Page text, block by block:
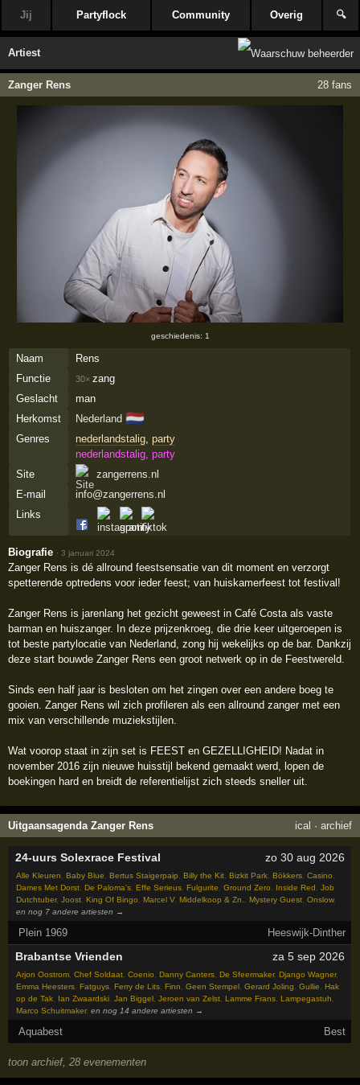
Jij Partyflock Community Overig 🔍
Artiest
Zanger Rens 28 fans
geschiedenis: 1
Naam
Rens
Functie
30× zang
Geslacht
man
Herkomst
Nederland 🇳🇱
Genres nederlandstalig, party
nederlandstalig, party
Site
zangerrens.nl
E-mail
info@zangerrens.nl
Links
Biografie ·3 januari 2024
Zanger Rens is dé allround feestsensatie van dit moment en verzorgt
spetterende optredens voor ieder feest; van huiskamerfeest tot festival!
Zanger Rens is jarenlang het gezicht geweest in Café Costa als vaste
barman en huiszanger. In deze prijzenkroeg, die drie keer uitgeroepen is
tot beste partylocatie van Nederland, zong hij wekelijks op de bar. Dankzij
deze start bouwde Zanger Rens een groot netwerk op in de Feestwereld.
Sinds een half jaar is besloten om het zingen over een andere boeg te
gooien. Zanger Rens wil zich profileren als een allround zanger met een
mix van verschillende muziekstijlen.
Wat voorop staat in zijn set is FEEST en GEZELLIGHEID! Nadat in
november 2016 zijn nieuwe huisstijl bekend gemaakt werd, lopen de
boekingen hard en breidt de referentielijst zich steeds sneller uit.
Uitgaansagenda Zanger Rens ical · archief
24-uurs Solexrace Festival zo 30 aug 2026
Alle Kleuren,Baby Blue,Bertus Staigerpaip,Billy the Kit,Bizkit Park,Bökkers,Casino,
Dames Met Dorst,De Paloma's,Effe Serieus,Fulgurite,Ground Zero, Inside Red,Job
Dutchtuber,Joost,King Of Bingo,Marcel V,Middelkoop & Zn.,Mystery Guest,Onslow,
en nog 7 andere artiesten →
Plein 1969 Heeswijk-Dinther
Brabantse Vrienden za 5 sep 2026
Arjon Oostrom,Chef Soldaat,Coenio,Danny Canters,De Sfeermaker,Django Wagner,
Emma Heesters,Fatguys,Ferry de Lits,Finn,Geen Stempel,Gerard Joling,Gullie,Hak
op de Tak, Ian Zwaardski,Jan Biggel,Jeroen van Zelst,Lamme Frans,Lampegastuh,
Marco Schuitmaker,en nog 14 andere artiesten →
Aquabest Best
toon archief, 28 evenementen